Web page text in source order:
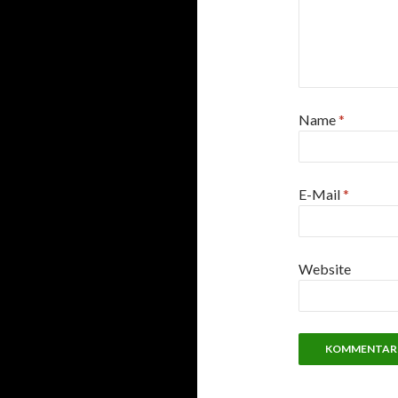
Name*
E-Mail*
Website